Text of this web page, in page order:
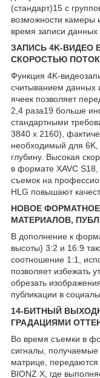
(стандарт)15 с
возможности камеры
время записи
ЗАПИСЬ 4K-ВИДЕО
СКОРОСТЬЮ
Функция 4K-
считыванием данных
ячеек позволяет
2,4 раза19 больше
стандартными
3840 x 2160),
необходимый для 6K,
глубину. Высокая
в формате XAVC S18
съемок на
HLG повышают
НОВОЕ
МАТЕРИАЛОВ,
В дополнение к
высоты) 3:2 и 16:9
соотношение 1:1,
позволяет избежать
обрезать
публикации в
14-БИТНЫЙ
ГРАДАЦИЯМИ
Во время съемки в
сигналы, получаемые
матрице,
BIONZ X, где